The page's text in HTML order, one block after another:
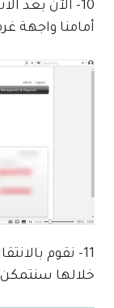
10- الآن بعد
أمامنا واجهة
خلالها